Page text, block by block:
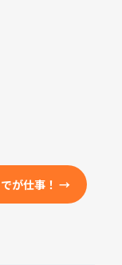
が仕事！→